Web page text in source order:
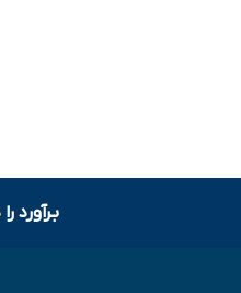
بـرآورد